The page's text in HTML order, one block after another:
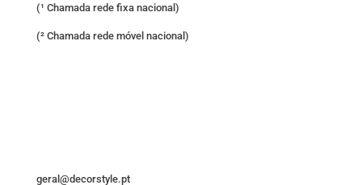
(¹ Chamada rede fixa nacional)
(² Chamada rede móvel nacional)
geral@decorstyle.pt